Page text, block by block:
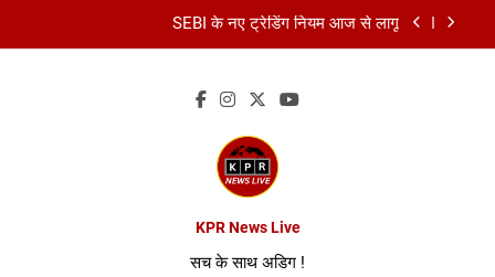
SEBI के नए ट्रेडिंग नियम आज से लागू
RBI ने रेपो रेट 5.25% पर रखा स्थिर
SEBI के नए ट्रेडिंग नियम आज से लागू
कॉमनवेल्थ गेम्स 2026: भारत का स्वर्णिम समापन
KPR News Live
सच के साथ अडिग !